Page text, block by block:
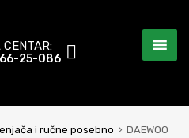
25-086
i ručne posebno
DAEWOO